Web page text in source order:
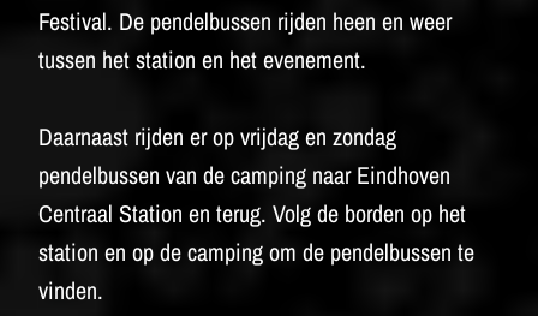
Festival. De pendelbussen rijden heen en weer
tussen het station en het evenement.
Daarnaast rijden er op vrijdag en zondag
pendelbussen van de camping naar Eindhoven
Centraal Station en terug. Volg de borden op het
station en op de camping om de pendelbussen te
vinden.